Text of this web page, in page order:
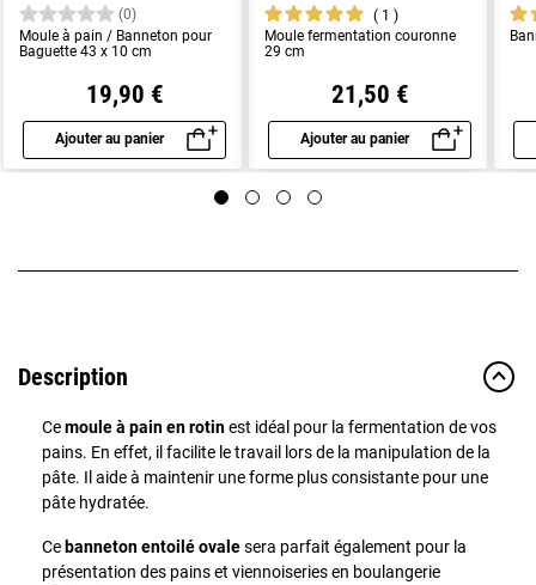
(0)
Moule à pain / Banneton pour
Baguette 43 x 10 cm
19,90 €
Ajouter au panier
Aperçu rapide
1
Moule fermentation couronne
29 cm
21,50 €
Ajouter au panier
Aperçu rapide
Description
Cemoule à pain en rotinest idéal pour la fermentation de vos
pains. En effet, il facilite le travail lors de la manipulation de la
pâte. Il aide à maintenir une forme plus consistante pour une
pâte hydratée.
Cebanneton entoilé ovalesera parfait également pour la
présentation des pains et viennoiseries en boulangerie